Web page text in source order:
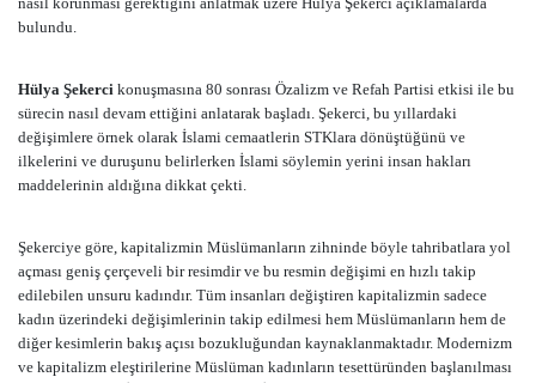
bulundu.
Hülya Şekerci konuşmasına 80 sonrası Özalizm ve Refah Partisi etkisi ile bu
sürecin nasıl devam ettiğini anlatarak başladı. Şekerci, bu yıllardaki
değişimlere örnek olarak İslami cemaatlerin STKlara dönüştüğünü ve
ilkelerini ve duruşunu belirlerken İslami söylemin yerini insan hakları
maddelerinin aldığına dikkat çekti.
Şekerciye göre, kapitalizmin Müslümanların zihninde böyle tahribatlara yol
açması geniş çerçeveli bir resimdir ve bu resmin değişimi en hızlı takip
edilebilen unsuru kadındır. Tüm insanları değiştiren kapitalizmin sadece
kadın üzerindeki değişimlerinin takip edilmesi hem Müslümanların hem de
diğer kesimlerin bakış açısı bozukluğundan kaynaklanmaktadır. Modernizm
ve kapitalizm eleştirilerine Müslüman kadınların tesettüründen başlanılması